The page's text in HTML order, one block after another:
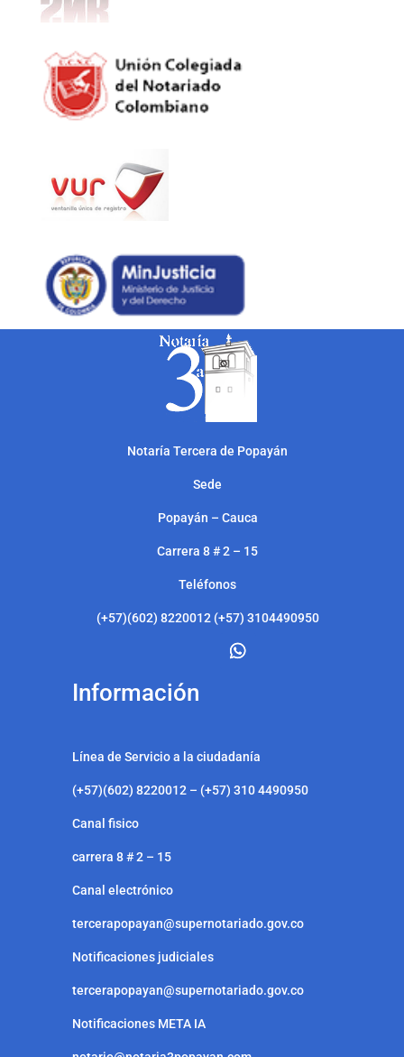
Notaría Tercera de Popayán
Sede
Popayán – Cauca
Carrera 8 # 2 – 15
Teléfonos
(+57)(602) 8220012 (+57) 3104490950
Información
Línea de Servicio a la ciudadanía
(+57)(602) 8220012 – (+57) 310 4490950
Canal fisico
carrera 8 # 2 – 15
Canal electrónico
tercerapopayan@supernotariado.gov.co
Notificaciones judiciales
tercerapopayan@supernotariado.gov.co
Notificaciones META IA